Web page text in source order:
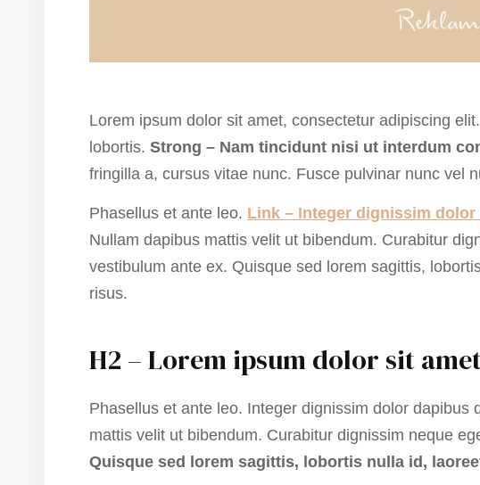
Lorem ipsum dolor sit amet, consectetur adipiscing
lobortis. Strong – Nam tincidunt nisi ut interdum
fringilla a, cursus vitae nunc. Fusce pulvinar nunc vel
Phasellus et ante leo. Link – Integer dignissim
Nullam dapibus mattis velit ut bibendum. Curabitur
vestibulum ante ex. Quisque sed lorem sagittis,
risus.
H2 – Lorem ipsum dolor sit
Phasellus et ante leo. Integer dignissim dolor
mattis velit ut bibendum. Curabitur dignissim neque
Quisque sed lorem sagittis, lobortis nulla id,